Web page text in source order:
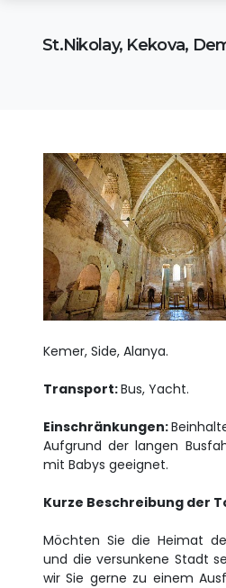
St.Nikolay, Kekova,
Kemer, Side, Alanya.
Transport:Bus, Yacht.
Einschränkungen:
Aufgrund der langen
mit Babys geeignet.
Kurze Beschreibung der
Möchten Sie die Heimat
und die versunkene Stadt
wir Sie gerne zu einem